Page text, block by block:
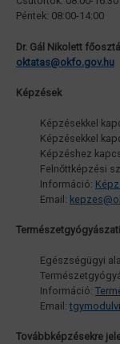
Péntek: 08:00-14:00
Dr. Gál Nikolett
oktatas@okfo.gov.hu
Képzések
Képzésekkel
Képzésekkel
Képzéshez
Felnőttképzési
Információ:
Email:
Egészségügyi
Információ:
Email:
Továbbképzésekre